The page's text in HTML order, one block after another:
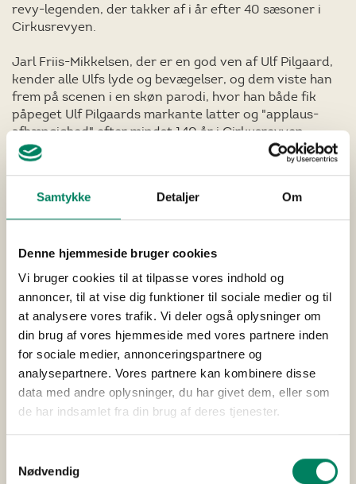
Samtykke Detaljer Om
Denne hjemmeside bruger cookies
Vi bruger cookies til at tilpasse vores indhold og
annoncer, til at vise dig funktioner til sociale medier og til
at analysere vores trafik. Vi deler også oplysninger om
din brug af vores hjemmeside med vores partnere inden
for sociale medier, annonceringspartnere og
analysepartnere. Vores partnere kan kombinere disse
data med andre oplysninger, du har givet dem, eller som
de har indsamlet fra din brug af deres tjenester.
Nødvendig
revy-legenden, der takker af i år efter 40 sæsoner i
Cirkusrevyen.
Jarl Friis-Mikkelsen, der er en god ven af Ulf Pilgaard,
kender alle Ulfs lyde og bevægelser, og dem viste han
frem på scenen i en skøn parodi, hvor han både fik
påpeget Ulf Pilgaards markante latter og "applaus-
afhængighed" efter mindst 140 år i Cirkusrevyen.
Bubber blev i 1992 parodieret af Ulf Pilgaard, og han gik
fuld udklædning som Bubber kunne fortælle publikum,
at det var snyd, at der i Bamse og Kylling var nogen
var man sikker på, at der ikke er nogen inden i.
I løbet af 1990'erne måtte Mogens Lykketoft af flere
omgange se sig selv blive parodieret af Ulf Pilgaard,
men han var endnu ikke blevet et kendt ansigt i den
brede befolkning endnu, så han var svær at kende,
hvilket Ulf fik tydeliggjort i Cirkusrevyen, hvor ingen
vidste, hvem han skulle forestille.
Ulf Pilgaard og resten af holdet kunne efter
sent glemmer.